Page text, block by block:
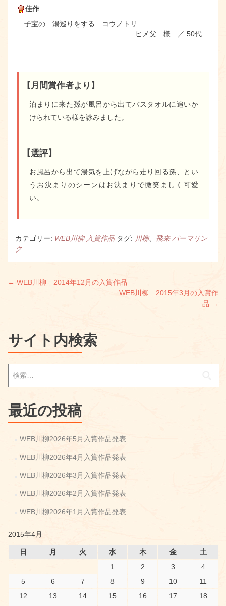
佳作
子宝の 湯巡りをする コウノトリ
ヒメ父 様 ／ 50代
【月間賞作者より】
泊まりに来た孫が風呂から出てバスタオルに追いか
けられている様を詠みました。
【選評】
お風呂から出て湯気を上げながら走り回る孫、とい
うお決まりのシーンはお決まりで微笑ましく可愛
い。
カテゴリー: WEB川柳 入賞作品 タグ: 川柳、 飛来 パーマリン
ク
投
ビ
ゲ
ー
シ
ョ
ン
← WEB川柳 2014年12月の入賞作品
WEB川柳 2015年3月の入賞作
品 →
サイト内検索
索:
最近の投稿
WEB川柳2026年5月入賞作品発表
WEB川柳2026年4月入賞作品発表
WEB川柳2026年3月入賞作品発表
WEB川柳2026年2月入賞作品発表
WEB川柳2026年1月入賞作品発表
2015年4月
日 月 火 水 木 金
土
1
2 3
4
5
6 7 8 9 10
11
12
13 14 15 16 17
18